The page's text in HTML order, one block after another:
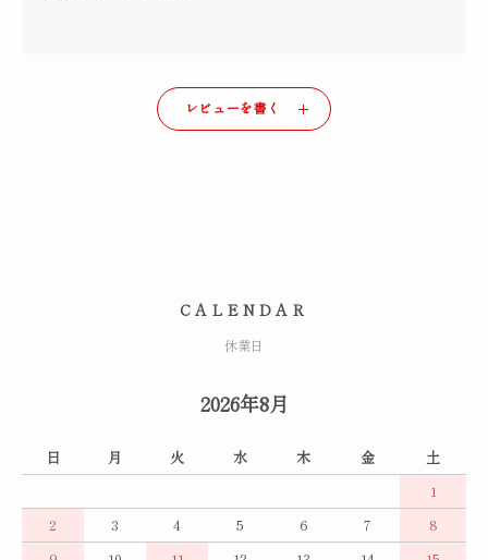
レビューを書く
CALENDAR
休業日
2026年8月
日 月 火 水 木 金
土
1
2
3 4 5 6 7
8